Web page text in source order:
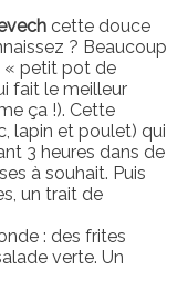
cette douce
? Beaucoup
« petit pot de
fait le meilleur
ça !). Cette
lapin et poulet) qui
3 heures dans de
à souhait. Puis
un trait de
: des frites
verte. Un